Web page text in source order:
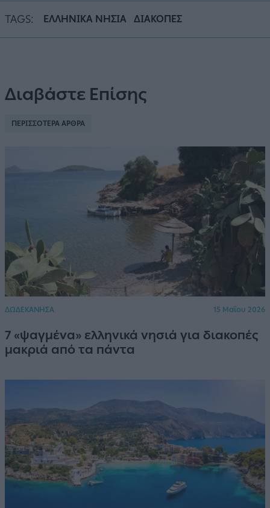
TAGS: ΕΛΛΗΝΙΚΑ ΝΗΣΙΑ ΔΙΑΚΟΠΕΣ
Διαβάστε Επίσης
ΠΕΡΙΣΣΟΤΕΡΑ ΑΡΘΡΑ
ΔΩΔΕΚΑΝΗΣΑ 15 Μαΐου 2026
7 «ψαγμένα» ελληνικά νησιά για διακοπές
μακριά από τα πάντα